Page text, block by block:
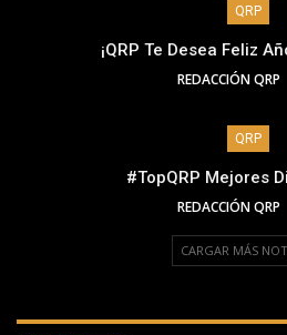
QRP
¡QRP Te Desea Feliz
REDACCIÓN QRP
QRP
#TopQRP Mejores
REDACCIÓN QRP
CARGAR MÁS